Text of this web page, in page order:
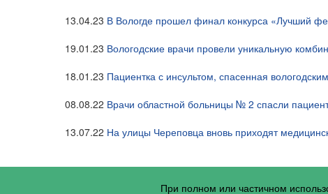
13.04.23 В Вологде прошел финал конкурса «Лучший
19.01.23 Вологодские врачи провели уникальную
18.01.23 Пациентка с инсультом, спасенная
08.08.22 Врачи областной больницы № 2 спасли
13.07.22 На улицы Череповца вновь приходят
При полном или частичном